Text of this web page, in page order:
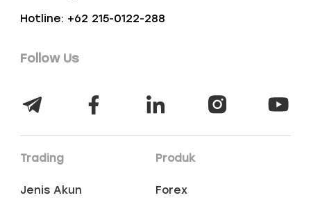
Hotline: +62 215-0122-288
Follow Us
Trading
Jenis Akun
Produk
Forex